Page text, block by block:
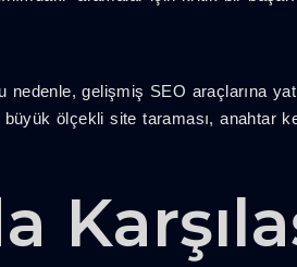
gelişmiş SEO araçlarına
ölçekli site taraması, anahtar